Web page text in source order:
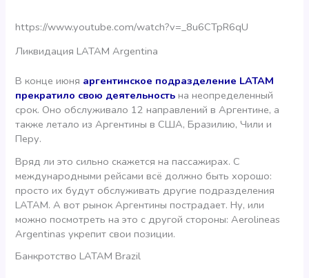
https://www.youtube.com/watch?v=_8u6CTpR6qU
Ликвидация LATAM Argentina
В конце июня аргентинское подразделение LATAM
прекратило свою деятельность на неопределенный
срок. Оно обслуживало 12 направлений в Аргентине, а
также летало из Аргентины в США, Бразилию, Чили и
Перу.
Вряд ли это сильно скажется на пассажирах. С
международными рейсами всё должно быть хорошо:
просто их будут обслуживать другие подразделения
LATAM. А вот рынок Аргентины пострадает. Ну, или
можно посмотреть на это с другой стороны: Aerolineas
Argentinas укрепит свои позиции.
Банкротство LATAM Brazil